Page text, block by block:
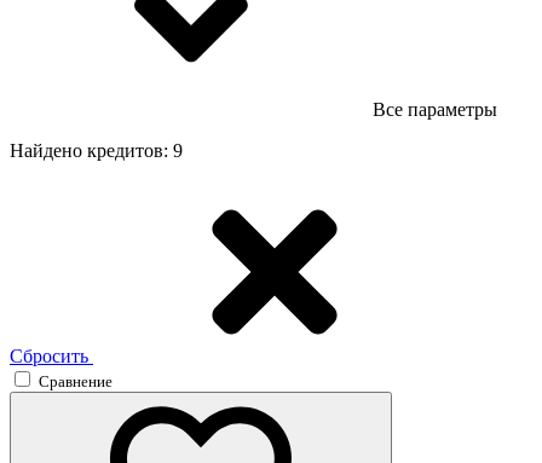
Все параметры
Найдено кредитов: 9
Сбросить
Сравнение